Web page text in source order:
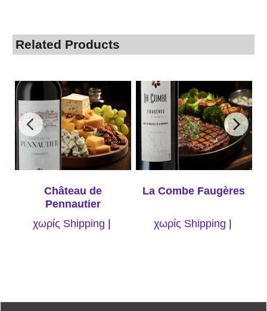
Related Products
Château de
Pennautier
χωρίς Shipping
La Combe Faugères
χωρίς Shipping